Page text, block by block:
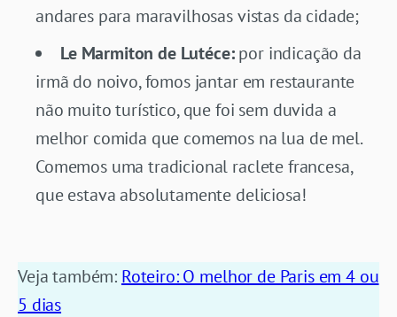
andares para maravilhosas vistas da cidade;
Le Marmiton de Lutéce:por indicação da
irmã do noivo, fomos jantar em restaurante
não muito turístico, que foi sem duvida a
melhor comida que comemos na lua de mel.
Comemos uma tradicional raclete francesa,
que estava absolutamente deliciosa!
Veja também: Roteiro: O melhor de Paris em 4 ou
5 dias